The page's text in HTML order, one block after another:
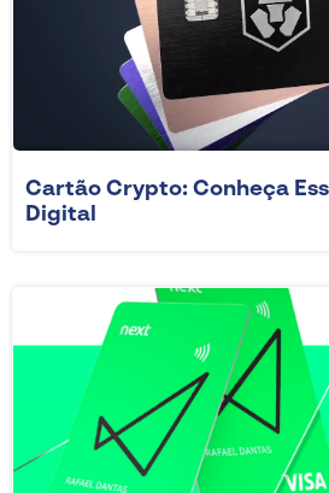
Cartão Crypto: Conheça
Digital